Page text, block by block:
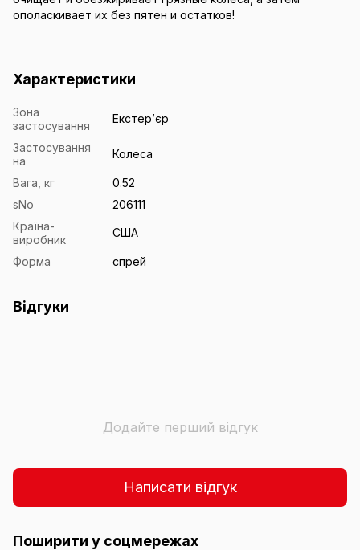
ополаскивает их без пятен и остатков!
Характеристики
Зона
застосування
Екстерʼєр
Застосування
на
Колеса
Вага, кг
0.52
sNo
206111
Країна-
виробник
США
Форма спрей
Відгуки
Додайте перший відгук
Написати відгук
Поширити у соцмережах